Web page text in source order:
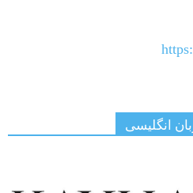
انگلیسی